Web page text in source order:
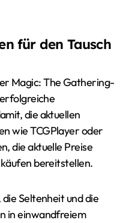
für den Tausch
Magic: The Gathering-
die aktuellen
wie TCGPlayer oder
die aktuelle Preise
bereitstellen.
Seltenheit und die
in einwandfreiem